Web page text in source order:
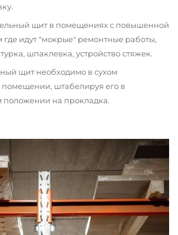
щит в помещениях с повышенной
где идут "мокрые" ремонтные работы,
шпаклевка, устройство стяжек.
щит необходимо в сухом
штабелируя его в
положении на прокладка.